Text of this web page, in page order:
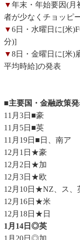
▼年末・年始要因(月
者が少なくチョッピ
▼6日・水曜日に[米
分)]
▼8日・金曜日に[米)
平均時給]の発表
■主要国・金融政策
11月3日■豪
11月5日■英
11月19日■日、南ア
12月1日★豪
12月2日★加
12月3日★欧
12月10日★NZ、ス、
12月16日★米
12月18日★日
1月14日◎英